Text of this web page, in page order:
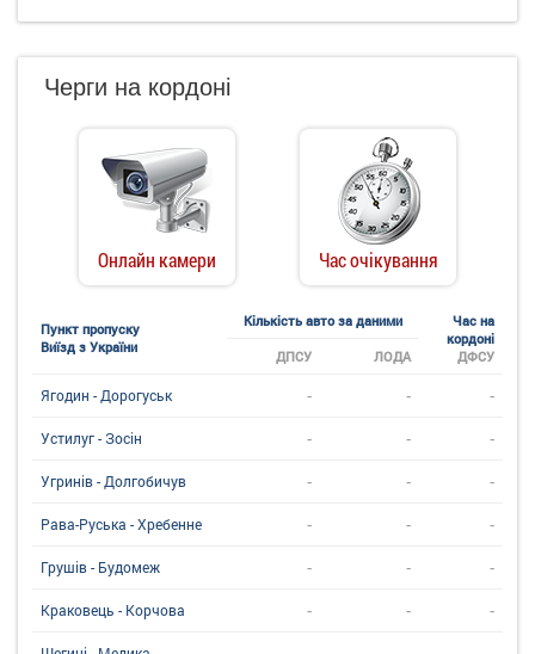
Черги на кордоні
Онлайн камери Час очікування
Пункт пропуску
Виїзд з України
Кількість авто за даними
Час на
кордоні
ДФСУ
ДПСУ ЛОДА
Ягодин - Дорогуськ - - -
Устилуг - Зосін - - -
Угринiв - Долгобичув - - -
Рава-Руська - Хребенне - - -
Грушів - Будомеж - - -
Краковець - Корчова - - -